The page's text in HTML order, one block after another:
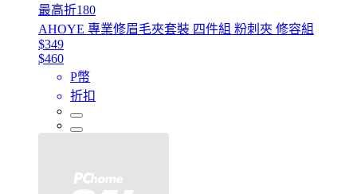
最高折180
AHOYE 專業修眉毛夾套裝 四件組 粉刺夾 修容組
$349
$460
P幣
折扣